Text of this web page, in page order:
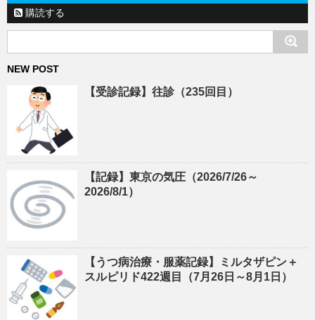
購読する
NEW POST
【受診記録】往診（235回目）
【記録】東京の気圧（2026/7/26～
2026/8/1）
【うつ病治療・服薬記録】ミルタザピン＋
スルピリド422週目（7月26日～8月1日）